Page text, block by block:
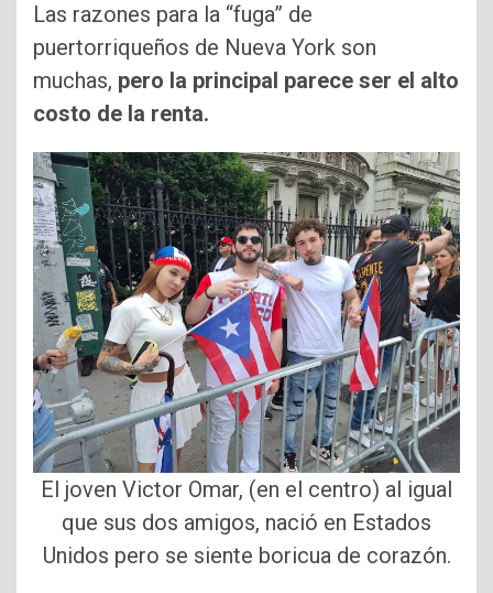
Las razones para la “fuga” de
puertorriqueños de Nueva York son
muchas, pero la principal parece ser el alto
costo de la renta.
El joven Victor Omar, (en el centro) al igual
que sus dos amigos, nació en Estados
Unidos pero se siente boricua de corazón.